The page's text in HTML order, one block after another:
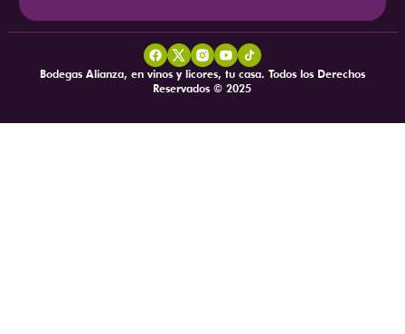
Bodegas Alianza, en vinos y licores, tu casa. Todos los Derechos
Reservados © 2025